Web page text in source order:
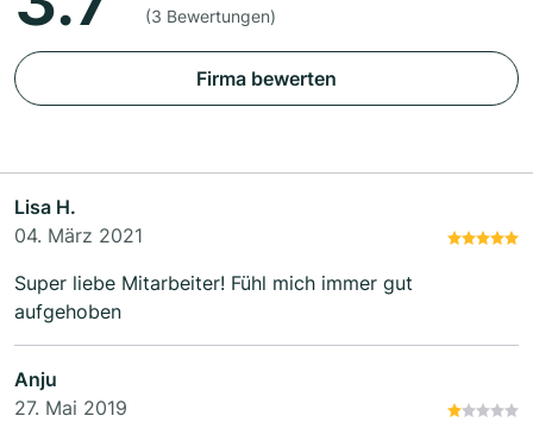
(3 Bewertungen)
Firma bewerten
Lisa H.
04. März 2021
Super liebe Mitarbeiter! Fühl mich immer gut
aufgehoben
Anju
27. Mai 2019